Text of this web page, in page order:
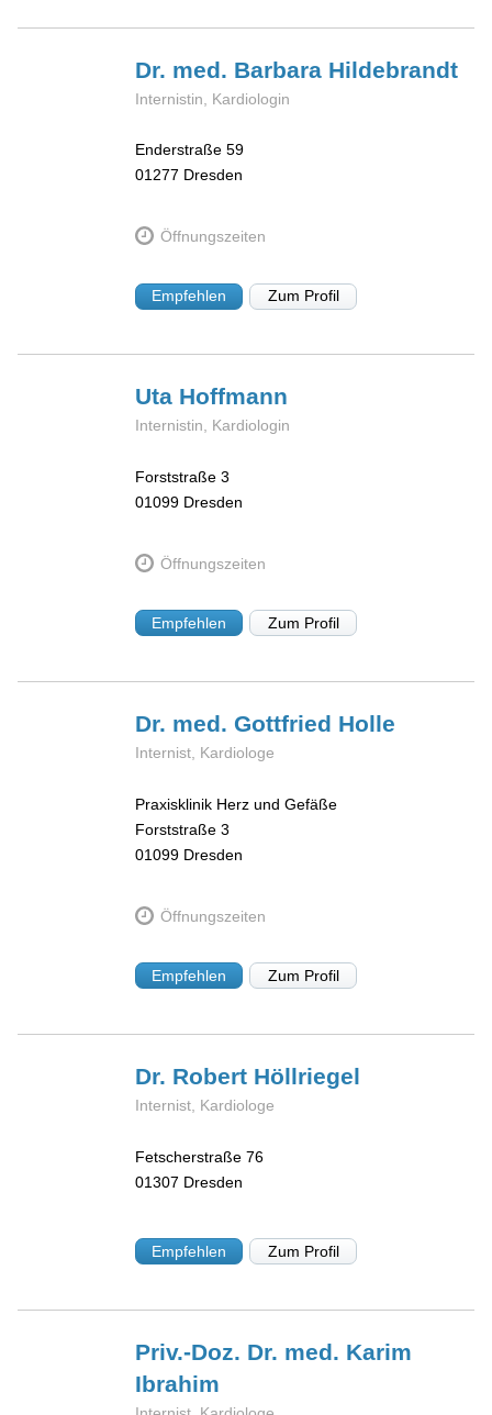
Dr. med. Barbara Hildebrandt
Internistin, Kardiologin
Enderstraße 59
01277 Dresden
Öffnungszeiten
Empfehlen Zum Profil
Uta Hoffmann
Internistin, Kardiologin
Forststraße 3
01099 Dresden
Öffnungszeiten
Empfehlen Zum Profil
Dr. med. Gottfried Holle
Internist, Kardiologe
Praxisklinik Herz und Gefäße
Forststraße 3
01099 Dresden
Öffnungszeiten
Empfehlen Zum Profil
Dr. Robert Höllriegel
Internist, Kardiologe
Fetscherstraße 76
01307 Dresden
Empfehlen Zum Profil
Priv.-Doz. Dr. med. Karim
Ibrahim